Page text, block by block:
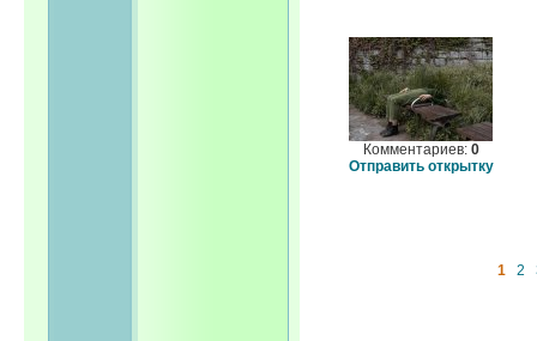
Комментариев: 0
Отправить открытку
1 2